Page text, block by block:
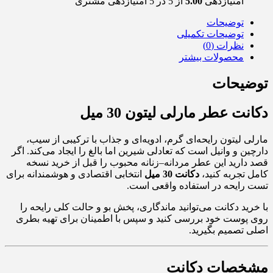
توضیحات
توضیحات تکمیلی
نظرات (0)
محصولات بیشتر
توضیحات
دکانت عطر مارلی لیتون 30 میل
مارلی لیتون رایحه‌ای گرم، ادویه‌ای و جذاب با ترکیبی از سیب،
دارچین و وانیل است که تعادلی شیرین اما بالغ را ایجاد می‌کند. اگر
قصد دارید این عطر مردانه–زنانه محبوب را قبل از خرید نسخه
کامل تجربه کنید، دکانت 30 میل
انتخابی اقتصادی و هوشمندانه برای
تست رایحه در استفاده واقعی است.
با خرید دکانت می‌توانید ماندگاری، پخش بو و حالت کلی رایحه را
روی پوست خود بررسی کنید و سپس با اطمینان برای تهیه بطری
اصلی تصمیم بگیرید.
مشخصات دکانت